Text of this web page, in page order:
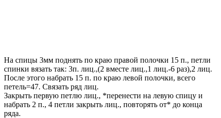
На спицы 3мм поднять по краю правой полочки 15 п., петли
спинки вязать так: 3п. лиц.,(2 вместе лиц.,1 лиц.-6 раз),2 лиц.
После этого набрать 15 п. по краю левой полочки, всего
петель=47. Связать ряд лиц.
Закрыть первую петлю лиц., *перенести на левую спицу и
набрать 2 п., 4 петли закрыть лиц., повторять от* до конца
ряда.